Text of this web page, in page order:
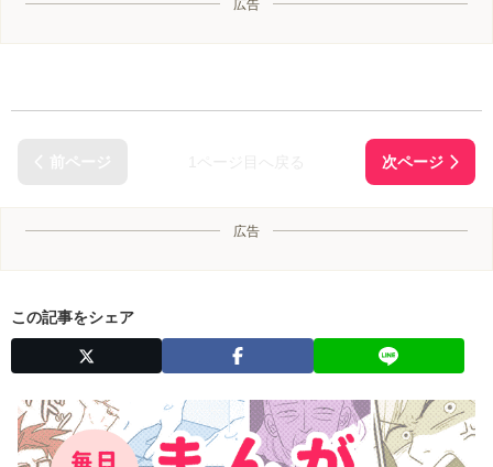
広告
広告
この記事をシェア